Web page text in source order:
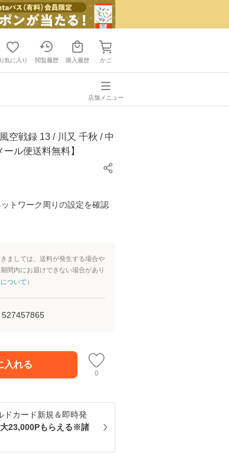
気に入り 閲覧履歴 購入履歴 かご
店舗メニュー
空戦録 13 / 川又 千秋 / 中
ル便送料無料】
トワーク周りの設定を確認
ましては、送料が発生する場合や
間内にお届けできない場合があり
ついて ）
527457865
入れる
0
ドカード新規＆即時発
23,000Pもらえる※諸